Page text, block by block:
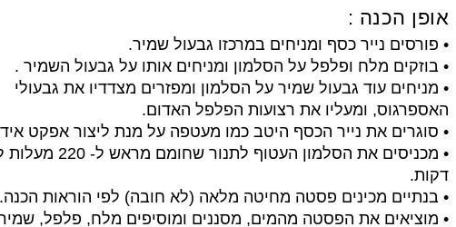
אופן הכנה :
• פורסים נייר כסף ומניחים במרכזו גבעול שמיר.
• בוזקים מלח ופלפל על הסלמון ומניחים אותו על גבעול השמיר .
• מניחים עוד גבעול שמיר על הסלמון ומפזרים מצדדיו את גבעולי
האספרגוס, ומעליו את רצועות הפלפל האדום.
• סוגרים את נייר הכסף היטב כמו מעטפה על מנת ליצור אפקט
דקות.
• בנתיים מכינים פסטה מחיטה מלאה (לא חובה) לפי הוראות הכנה.
• מוציאים את הפסטה מהמים, מסננים ומוסיפים מלח, פלפל,